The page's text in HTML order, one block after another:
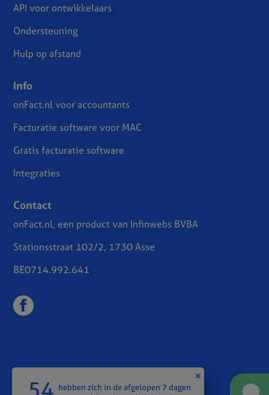
API voor ontwikkelaars
Ondersteuning
Hulp op afstand
Info
onFact.nl voor accountants
Facturatie software voor MAC
Gratis facturatie software
Integraties
Contact
onFact.nl, een product van Infinwebs BVBA
Stationsstraat 102/2, 1730 Asse
BE0714.992.641
onFact Algemene voorwaarden
hebben zich in de afgelopen 7 dagen